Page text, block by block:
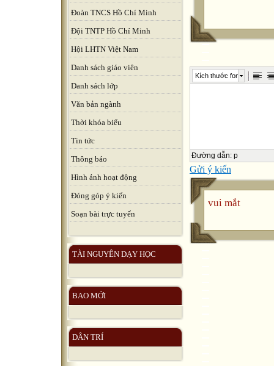
Đoàn TNCS Hồ Chí Minh
Đội TNTP Hồ Chí Minh
Hội LHTN Việt Nam
Danh sách giáo viên
Danh sách lớp
Văn bản ngành
Thời khóa biểu
Tin tức
Thông báo
Hình ảnh hoạt động
Đóng góp ý kiến
Soạn bài trực tuyến
TÀI NGUYÊN DẠY HỌC
BAO MỚI
DÂN TRÍ
Kích thước font
Đường dẫn: p
Gửi ý kiến
vui mắt